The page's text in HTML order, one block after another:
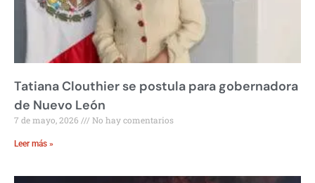
Tatiana Clouthier se postula para gobernadora
de Nuevo León
7 de mayo, 2026 No hay comentarios
Leer más »